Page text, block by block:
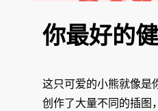
你最好的
这只可爱的小熊就像是
创作了大量不同的插图